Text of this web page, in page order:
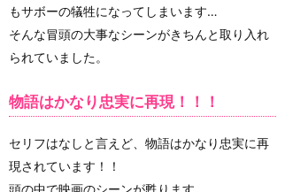
もサボーの犠牲になってしまいます…
そんな冒頭の大事なシーンがきちんと取り入れ
られていました。
物語はかなり忠実に再現！！！
セリフはなしと言えど、物語はかなり忠実に再
現されています！！
頭の中で映画のシーンが甦ります。